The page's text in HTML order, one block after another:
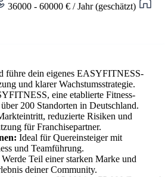
36000 - 60000 € / Jahr (geschätzt)
führe dein eigenes EASYFITNESS-
und klarer Wachstumsstrategie.
eine etablierte Fitness-
200 Standorten in Deutschland.
reduzierte Risiken und
für Franchisepartner.
Ideal für Quereinsteiger mit
und Teamführung.
Werde Teil einer starken Marke und
deiner Community.